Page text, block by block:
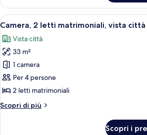
letto
1
letto
king
divano
letto
Apri
tutte
le
foto
per
Camera,
2
matrimoniali,
Una
8
Camera, 2 letti matrimoniali, vista città
Vista città
33 m²
1 camera
Per 4 persone
2 letti matrimoniali
Scopri di più
Altri
Scopri i